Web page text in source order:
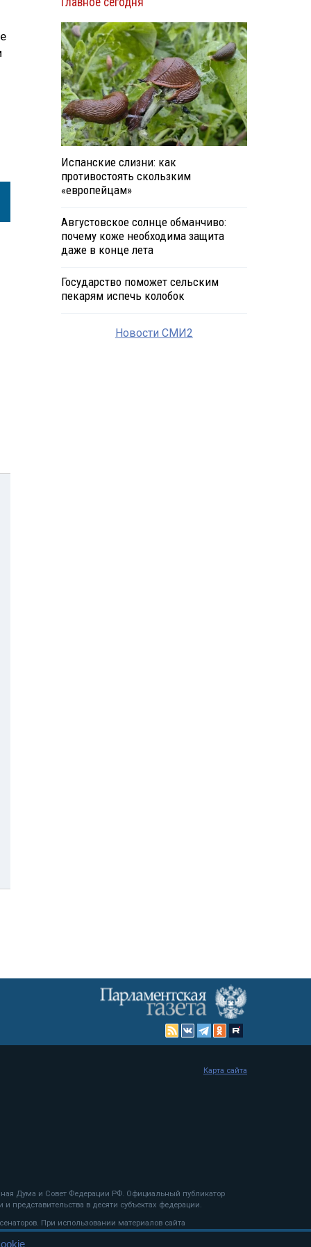
Испанские слизни: как
противостоять скользким
«европейцам»
Августовское солнце обманчиво:
почему коже необходима защита
даже в конце лета
Государство поможет сельским
пекарям испечь колобок
Новости СМИ2
Дума и Совет Федерации РФ. Официальный публикатор
представительства в десяти субъектах федерации.
При использовании материалов сайта
Карта сайта